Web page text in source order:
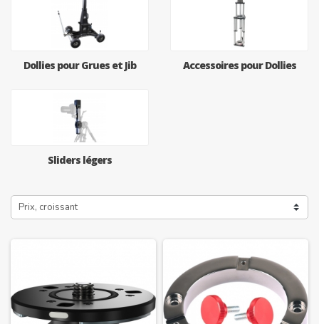
Dollies pour Grues et Jib Accessoires pour Dollies
Sliders légers
Prix, croissant